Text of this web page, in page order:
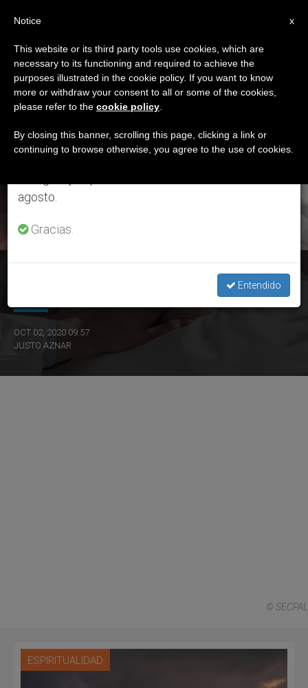
ETIQUETA
Posts Tagged
‘comentario’
ÚLTIMAS NOTICIAS
OCT 02, 2020 09:57
JUSTO AZNAR
© SECPAL
ESPIRITUALIDAD
×
Aviso importante
Del 27 de julio al 7 de agosto haremos la pausa
anual, aprovechando que en el periodo de verano
se generan menos informaciones y también el
agosto.
Gracias.
Entendido
x
Notice
This website or its third party tools use cookies, which are
necessary to its functioning and required to achieve the
purposes illustrated in the cookie policy. If you want to know
more or withdraw your consent to all or some of the cookies,
please refer to the cookie policy
By closing this banner, scrolling this page, clicking a link or
continuing to browse otherwise, you agree to the use of cookies.